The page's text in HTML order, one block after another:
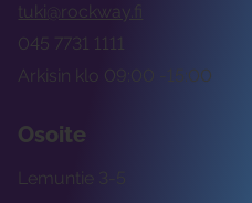
tuki@rockway.fi
Arkisin klo 09:00 -15:00
045 7731 1111
Osoite
Lemuntie 3-5